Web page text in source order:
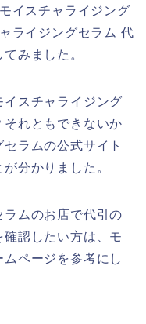
イスチャライジング
ライジングセラム 代
みました。
スチャライジング
れともできないか
ラムの公式サイト
分かりました。
ムのお店で代引の
認したい方は、モ
ページを参考にし